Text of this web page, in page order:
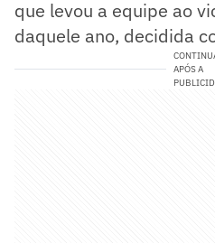
que levou a equipe ao
daquele ano, decidida
APÓS A